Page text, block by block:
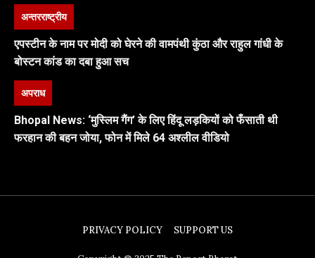
अन्तरराष्ट्रीय
एपस्टीन के नाम पर मोदी को घेरने की वामपंथी कुंठा और राहुल गांधी के
बोस्टन कांड का दबा हुआ सच
अपराध
Bhopal News: ‘मुस्लिम गैंग’ के लिए हिंदू लड़कियों को फँसाती थी
फरहान की बहन जोया, फोन में मिले 64 अश्लील वीडियो
PRIVACY POLICY SUPPORT US